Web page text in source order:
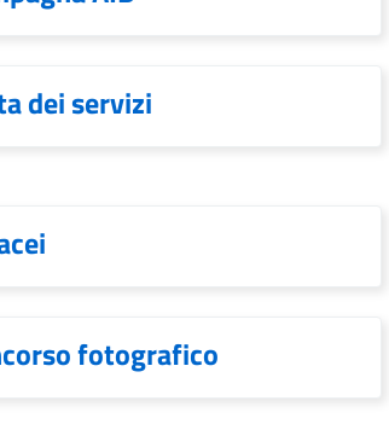
dei servizi
fotografico